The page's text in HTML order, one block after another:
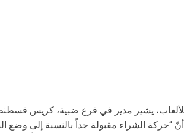
أنّ “حركة الشراء مقبولة جداً بالنسبة إلى وضع